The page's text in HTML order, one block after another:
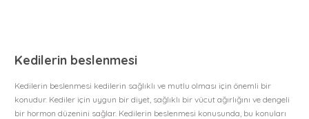
Kedilerin beslenmesi
Kedilerin beslenmesi kedilerin sağlıklı ve mutlu olması için önemli bir
konudur. Kediler için uygun bir diyet, sağlıklı bir vücut ağırlığını ve dengeli
bir hormon düzenini sağlar. Kedilerin beslenmesi konusunda, bu konuları